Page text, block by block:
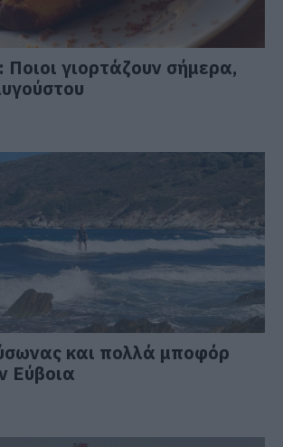
Ποιοι γιορτάζουν σήμερα,
και πολλά μποφόρ
Εύβοια